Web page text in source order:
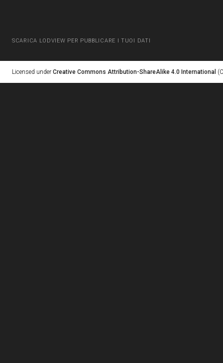
SCARICA LODVIEW PER PUBBLICARE I TUOI DATI
Licensed under Creative Commons Attribution-ShareAlike 4.0 International